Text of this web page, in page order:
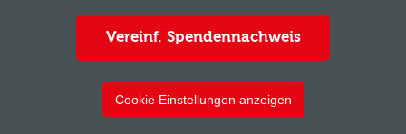
Vereinf. Spendennachweis
Cookie Einstellungen anzeigen